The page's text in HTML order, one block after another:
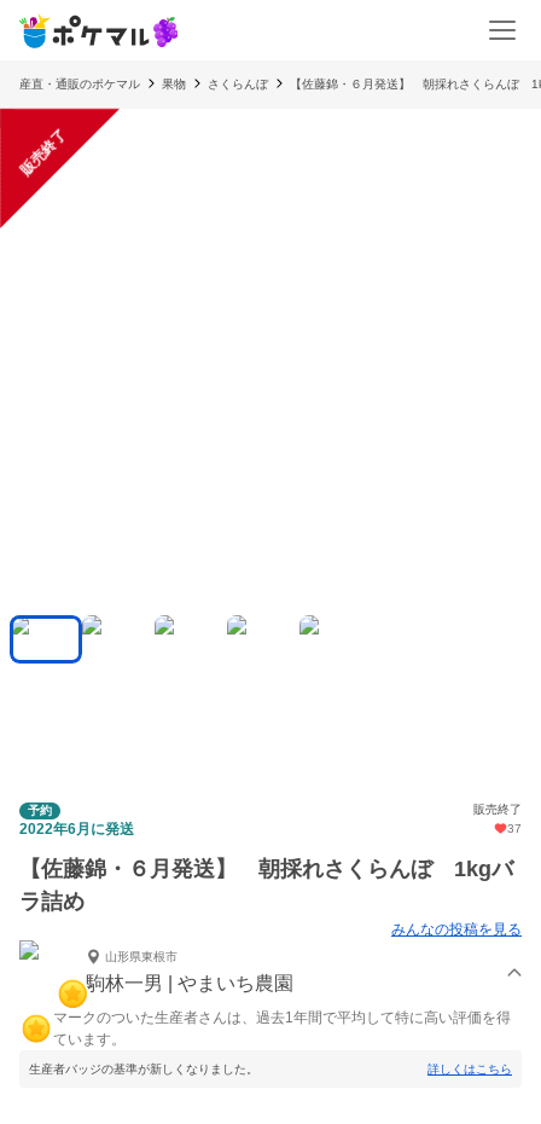
産直・通販のポケマル 果物 さくらんぼ 【佐藤錦・６月発送】 朝採れさくらんぼ
販売終了
予約 販売終了
2022年6月に発送 37
【佐藤錦・６月発送】 朝採れさくらんぼ 1kgバ
ラ詰め
みんなの投稿を見る
山形県東根市
駒林一男 | やまいち農園
マークのついた生産者さんは、過去1年間で平均して特に高い評価を得
ています。
生産者バッジの基準が新しくなりました。 詳しくはこちら